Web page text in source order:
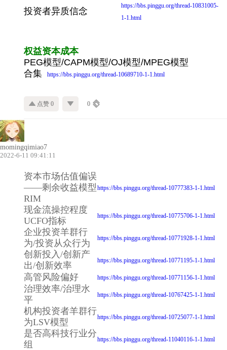
投资者异质信念
https://bbs.pinggu.org/thread-10831005-
1-1.html
权益资本成本
PEG模型/CAPM模型/OJ模型/MPEG模型
合集
https://bbs.pinggu.org/thread-10689710-1-1.html
点赞 0 0
momingqimiao7
2022-6-11 09:41:11
资本市场估值偏误
——剩余收益模型
RIM
https://bbs.pinggu.org/thread-10777383-1-1.html
现金流操控程度
UCFO指标
https://bbs.pinggu.org/thread-10775706-1-1.html
企业投资羊群行
为/投资从众行为
https://bbs.pinggu.org/thread-10771928-1-1.html
创新投入/创新产
出/创新效率
https://bbs.pinggu.org/thread-10771195-1-1.html
高管风险偏好 https://bbs.pinggu.org/thread-10771156-1-1.html
治理效率/治理水
平
https://bbs.pinggu.org/thread-10767425-1-1.html
机构投资者羊群行
为LSV模型
https://bbs.pinggu.org/thread-10725077-1-1.html
是否高科技行业分
组
https://bbs.pinggu.org/thread-11040116-1-1.html